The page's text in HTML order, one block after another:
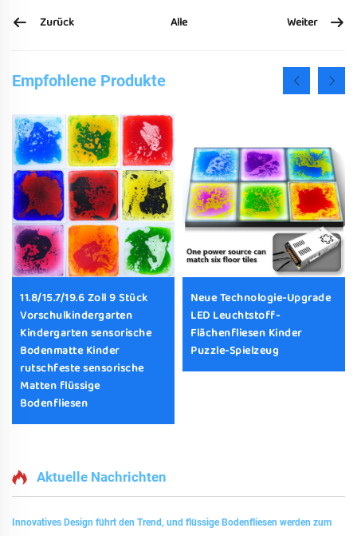
Zurück Alle Weiter
Empfohlene Produkte
11.8/15.7/19.6 Zoll 9 Stück
Vorschulkindergarten
Kindergarten sensorische
Bodenmatte Kinder
rutschfeste sensorische
Matten flüssige
Bodenfliesen
Neue Technologie-Upgrade
LED Leuchtstoff-
Flächenfliesen Kinder
Puzzle-Spielzeug
Aktuelle Nachrichten
Innovatives Design führt den Trend, und flüssige Bodenfliesen werden zum